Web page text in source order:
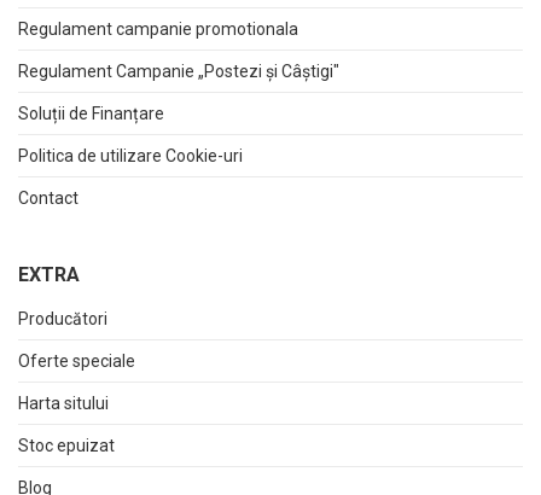
Regulament campanie promotionala
Regulament Campanie „Postezi și Câștigi"
Soluții de Finanțare
Politica de utilizare Cookie-uri
Contact
EXTRA
Producători
Oferte speciale
Harta sitului
Stoc epuizat
Blog